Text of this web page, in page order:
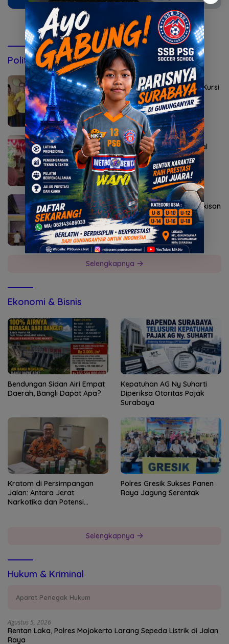
Konsultasi via WhatsApp
Politik & Pemerintahan
Agustus 2, 2026
Golkar Mojokerto Panasi Mesin Incar 10 Kursi
DPRD 2029
Agustus 1, 2026
Bupati Albarraa Motivasi Mahasiswa asal
Mojokerto Kuliah Unesa
Juli 9, 2026
Pemkab Mojokerto Dukung Pameran Lukisan
dan Fotografi
Selengkapnya
Ekonomi & Bisnis
Bendungan Sidan Airi Empat
Daerah, Bangli Dapat Apa?
Kepatuhan AG Ny Suharti
Diperiksa Otoritas Pajak
Surabaya
Kratom di Persimpangan
Jalan: Antara Jerat
Narkotika dan Potensi
Polres Gresik Sukses Panen
Raya Jagung Serentak
Selengkapnya
Hukum & Kriminal
Aparat Penegak Hukum
Agustus 5, 2026
Rentan Laka, Polres Mojokerto Larang Sepeda Listrik di Jalan
Raya